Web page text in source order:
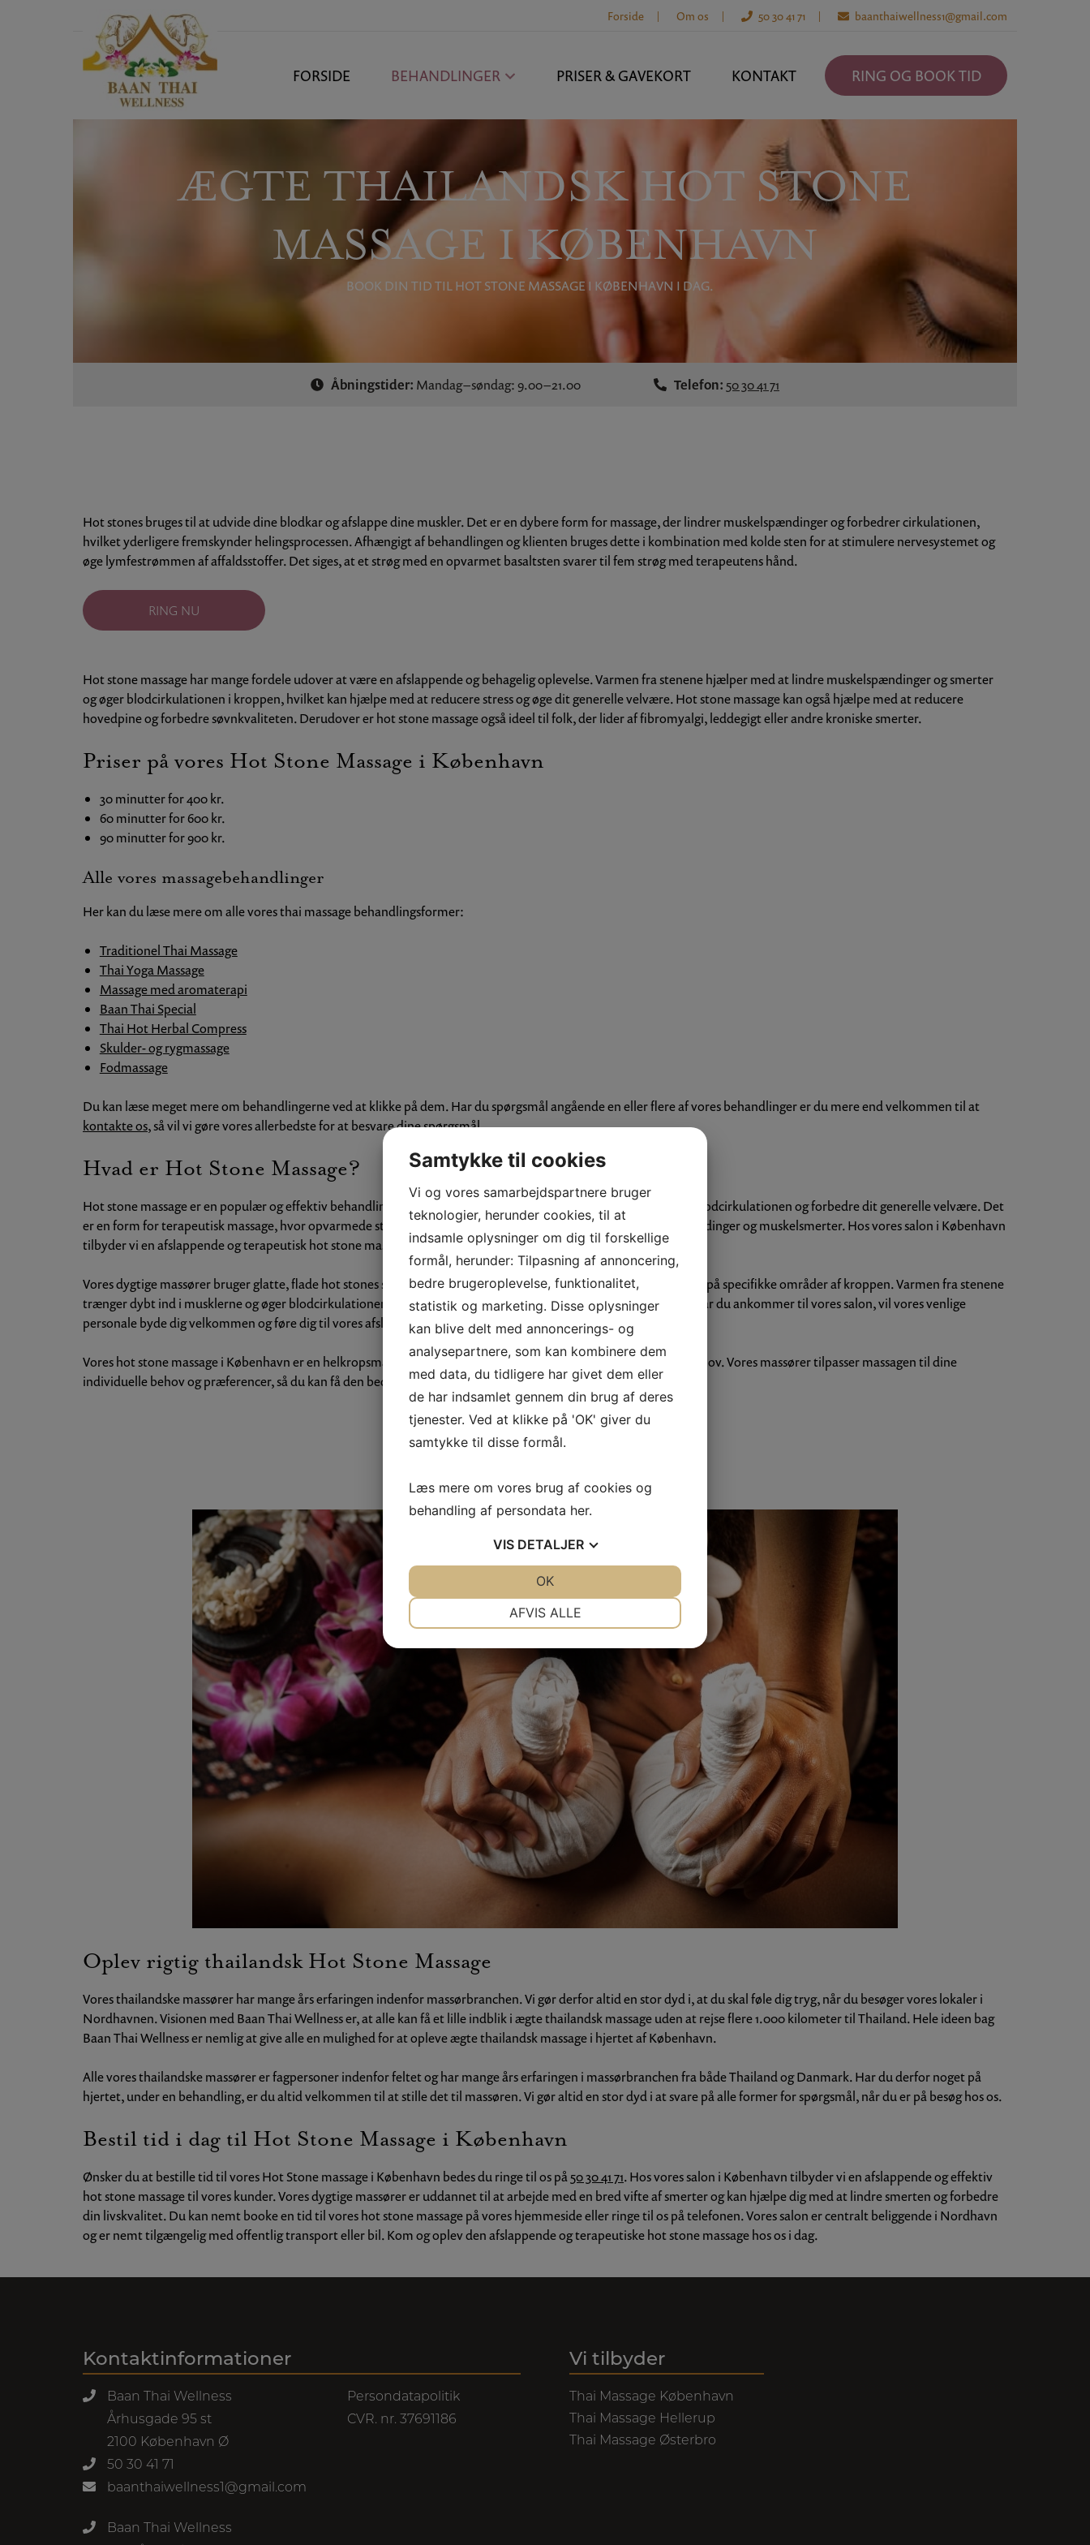
indholdet
Forside Om os 50 30 41 71 baanthaiwellness1@gmail.com
FORSIDE BEHANDLINGER PRISER & GAVEKORT KONTAKT RING OG BOOK TID
ÆGTE THAILANDSK HOT STONE
MASSAGE I KØBENHAVN
BOOK DIN TID TIL HOT STONE MASSAGE I KØBENHAVN I DAG.
Åbningstider: Mandag – søndag: 9.00 – 21.00 Telefon: 50 30 41 71
Hot stones bruges til at udvide dine blodkar og afslappe dine muskler. Det er en dybere form for massage, der lindrer muskelspændinger og forbedrer cirkulationen,
hvilket yderligere fremskynder helingsprocessen. Afhængigt af behandlingen og klienten bruges dette i kombination med kolde sten for at stimulere nervesystemet og
øge lymfestrømmen af affaldsstoffer. Det siges, at et strøg med en opvarmet basaltsten svarer til fem strøg med terapeutens hånd.
RING NU
Hot stone massage har mange fordele udover at være en afslappende og behagelig oplevelse. Varmen fra stenene hjælper med at lindre muskelspændinger og smerter
og øger blodcirkulationen i kroppen, hvilket kan hjælpe med at reducere stress og øge dit generelle velvære. Hot stone massage kan også hjælpe med at reducere
hovedpine og forbedre søvnkvaliteten. Derudover er hot stone massage også ideel til folk, der lider af fibromyalgi, leddegigt eller andre kroniske smerter.
Priser på vores Hot Stone Massage i København
30 minutter for 400 kr.
60 minutter for 600 kr.
90 minutter for 900 kr.
Alle vores massagebehandlinger
Her kan du læse mere om alle vores thai massage behandlingsformer:
Traditionel Thai Massage
Thai Yoga Massage
Massage med aromaterapi
Baan Thai Special
Thai Hot Herbal Compress
Skulder- og rygmassage
Fodmassage
Du kan læse meget mere om behandlingerne ved at klikke på dem. Har du spørgsmål angående en eller flere af vores behandlinger er du mere end velkommen til at
kontakte os, så vil vi gøre vores allerbedste for at besvare dine spørgsmål.
Hvad er Hot Stone Massage?
Hot stone massage er en populær og effektiv behandling, som kan hjælpe med at lindre smerter og ømhed, øge blodcirkulationen og forbedre dit generelle velvære. Det
er en form for terapeutisk massage, hvor opvarmede sten placeres på nøglepunkter på kroppen for at lindre spændinger og muskelsmerter. Hos vores salon i København
tilbyder vi en afslappende og terapeutisk hot stone massage til vores kunder.
Vores dygtige massører bruger glatte, flade hot stones sten, der opvarmes til en behagelig temperatur og placeres på specifikke områder af kroppen. Varmen fra stenene
trænger dybt ind i musklerne og øger blodcirkulationen, hvilket kan hjælpe med at lindre stress og spændinger. Når du ankommer til vores salon, vil vores venlige
personale byde dig velkommen og føre dig til vores afslappende behandlingsrum.
Vores hot stone massage i København er en helkropsmassage, der varer i cirka 60-90 minutter afhængigt af dit behov. Vores massører tilpasser massagen til dine
individuelle behov og præferencer, så du kan få den bedste oplevelse.
Book din tid i dag!
Oplev rigtig thailandsk Hot Stone Massage
Vores thailandske massører har mange års erfaringen indenfor massørbranchen. Vi gør derfor altid en stor dyd i, at du skal føle dig tryg, når du besøger vores lokaler i
Nordhavnen. Visionen med Baan Thai Wellness er, at alle kan få et lille indblik i ægte thailandsk massage uden at rejse flere 1.000 kilometer til Thailand. Hele ideen bag
Baan Thai Wellness er nemlig at give alle en mulighed for at opleve ægte thailandsk massage i hjertet af København.
Alle vores thailandske massører er fagpersoner indenfor feltet og har mange års erfaringen i massørbranchen fra både Thailand og Danmark. Har du derfor noget på
hjertet, under en behandling, er du altid velkommen til at stille det til massøren. Vi gør altid en stor dyd i at svare på alle former for spørgsmål, når du er på besøg hos os.
Bestil tid i dag til Hot Stone Massage i København
Ønsker du at bestille tid til vores Hot Stone massage i København bedes du ringe til os på50 30 41 71. Hos vores salon i København tilbyder vi en afslappende og effektiv
hot stone massage til vores kunder. Vores dygtige massører er uddannet til at arbejde med en bred vifte af smerter og kan hjælpe dig med at lindre smerten og forbedre
din livskvalitet. Du kan nemt booke en tid til vores hot stone massage på vores hjemmeside eller ringe til os på telefonen. Vores salon er centralt beliggende i Nordhavn
og er nemt tilgængelig med offentlig transport eller bil. Kom og oplev den afslappende og terapeutiske hot stone massage hos os i dag.
Kontaktinformationer
Baan Thai Wellness
Århusgade 95 st
2100 København Ø
50 30 41 71
baanthaiwellness1@gmail.com
Persondatapolitik
CVR. nr. 37691186
Baan Thai Wellness
Vi tilbyder
Thai Massage København
Thai Massage Hellerup
Thai Massage Østerbro
Samtykke til cookies
Vi og vores samarbejdspartnere bruger
teknologier, herunder cookies, til at
indsamle oplysninger om dig til forskellige
formål, herunder: Tilpasning af annoncering,
bedre brugeroplevelse, funktionalitet,
statistik og marketing. Disse oplysninger
kan blive delt med annoncerings- og
analysepartnere, som kan kombinere dem
med data, du tidligere har givet dem eller
de har indsamlet gennem din brug af deres
tjenester. Ved at klikke på 'OK' giver du
samtykke til disse formål.
Læs mere om vores brug af cookies og
behandling af persondata her.
VIS DETALJER
MARKETING
AFVIS ALLE
OK